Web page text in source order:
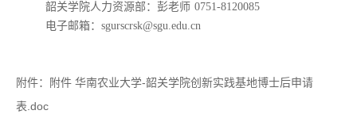
韶关学院人力资源部：彭老师 0751-8120085
电子邮箱：sgurscrsk@sgu.edu.cn
附件：
附件 华南农业大学-韶关学院创新实践基地博士后申请
表.doc